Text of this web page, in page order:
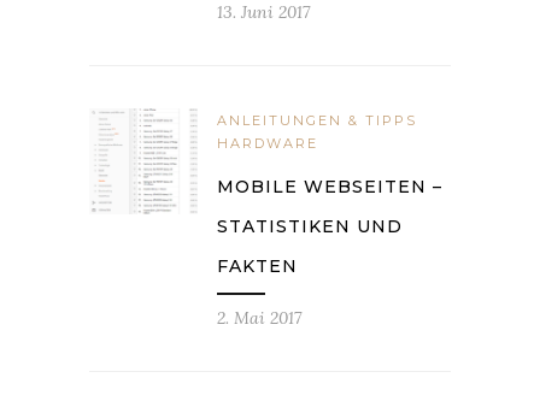
13. Juni 2017
ANLEITUNGEN & TIPPS
HARDWARE
MOBILE WEBSEITEN –
STATISTIKEN UND
FAKTEN
2. Mai 2017